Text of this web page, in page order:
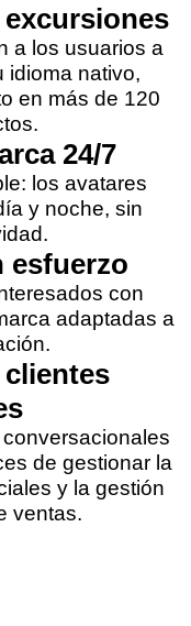
a los usuarios a
idioma nativo,
en más de 120
24/7
los avatares
y noche, sin
esfuerzo
con
adaptadas a
de gestionar la
y la gestión
ventas.